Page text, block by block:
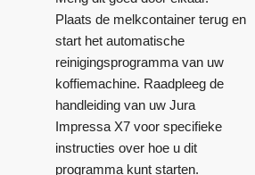
Plaats de melkcontainer terug en
start het automatische
reinigingsprogramma van uw
koffiemachine. Raadpleeg de
handleiding van uw Jura
Impressa X7 voor specifieke
instructies over hoe u dit
programma kunt starten.